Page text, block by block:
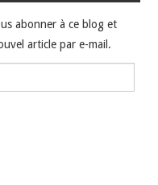
abonner à ce blog et
article par e-mail.